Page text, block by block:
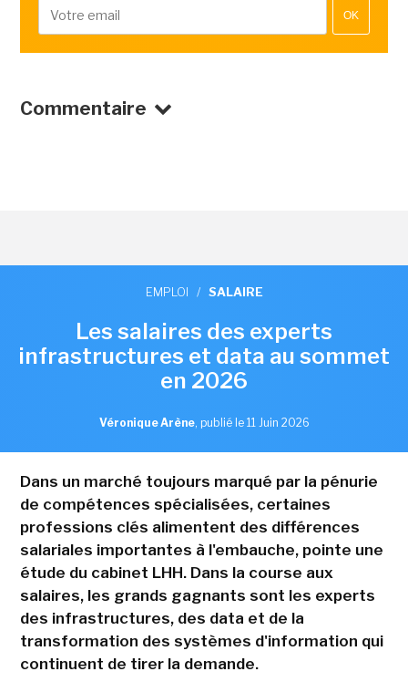
OK
Commentaire
EMPLOI / SALAIRE
Les salaires des experts
infrastructures et data au sommet
en 2026
Véronique Arène, publié le 11 Juin 2026
Dans un marché toujours marqué par la pénurie
de compétences spécialisées, certaines
professions clés alimentent des différences
salariales importantes à l'embauche, pointe une
étude du cabinet LHH. Dans la course aux
salaires, les grands gagnants sont les experts
des infrastructures, des data et de la
transformation des systèmes d'information qui
continuent de tirer la demande.